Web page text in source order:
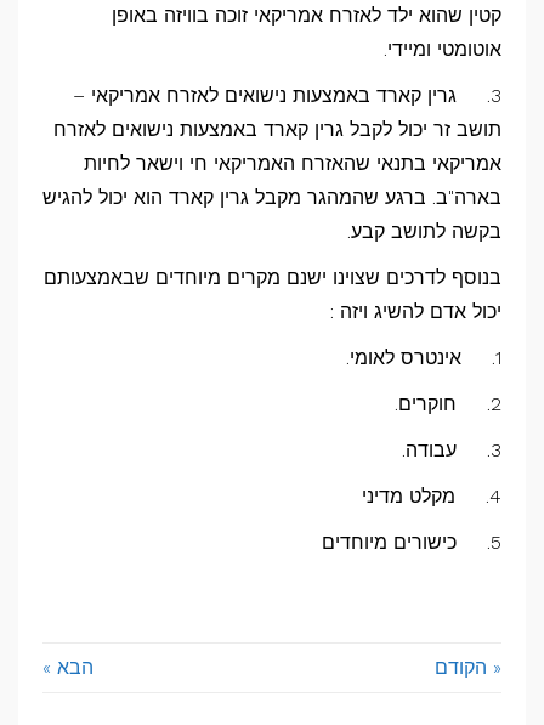
קטין שהוא ילד לאזרח אמריקאי זוכה בוויזה באופן
אוטומטי ומיידי.
3. גרין קארד באמצעות נישואים לאזרח אמריקאי –
תושב זר יכול לקבל גרין קארד באמצעות נישואים לאזרח
אמריקאי בתנאי שהאזרח האמריקאי חי וישאר לחיות
בארה"ב. ברגע שהמהגר מקבל גרין קארד הוא יכול להגיש
בקשה לתושב קבע.
בנוסף לדרכים שצוינו ישנם מקרים מיוחדים שבאמצעותם
יכול אדם להשיג ויזה :
1. אינטרס לאומי.
2. חוקרים.
3. עבודה.
4. מקלט מדיני
5. כישורים מיוחדים
« הקודם הבא »